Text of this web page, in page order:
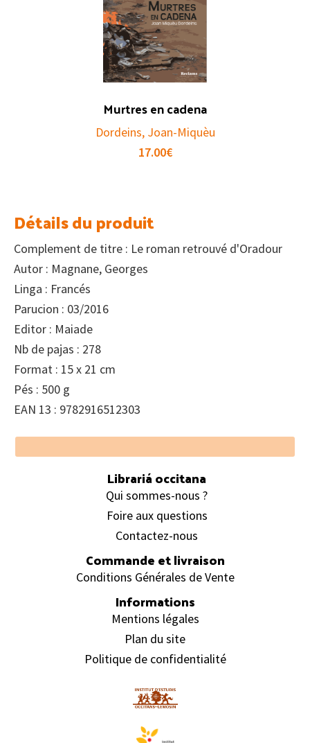
Murtres en cadena
Dordeins, Joan-Miquèu
17.00€
Détails du produit
Complement de titre : Le roman retrouvé d'Oradour
Autor : Magnane, Georges
Linga : Francés
Parucion : 03/2016
Editor : Maiade
Nb de pajas : 278
Format : 15 x 21 cm
Pés : 500 g
EAN 13 : 9782916512303
Footer
Librariá occitana
Qui sommes-nous ?
Foire aux questions
Contactez-nous
Commande et livraison
Conditions Générales de Vente
Informations
Mentions légales
Plan du site
Politique de confidentialité